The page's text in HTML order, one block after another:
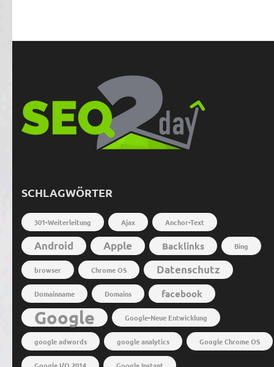
SCHLAGWÖRTER
301-Weiterleitung Ajax Anchor-Text
Android Apple Backlinks Bing
browser Chrome OS Datenschutz
Domainname Domains facebook
Google Google-Neue Entwicklung
google adwords google analytics Google Chrome OS
Google I/O 2014 Google Instant